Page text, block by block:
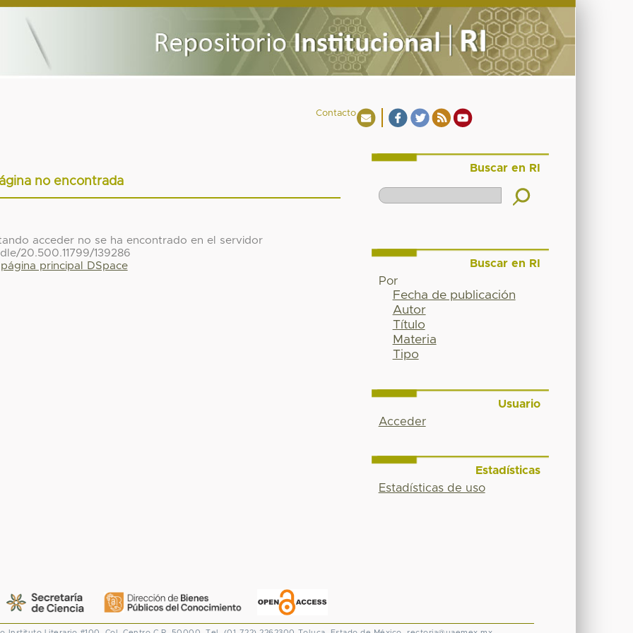
Contacto
no encontrada
acceder no se ha encontrado en el servidor
20.500.11799/139286
página principal DSpace
Buscar en RI
Buscar en RI
Por
Fecha de publicación
Autor
Título
Materia
Tipo
Usuario
Acceder
Estadísticas
Estadísticas de uso